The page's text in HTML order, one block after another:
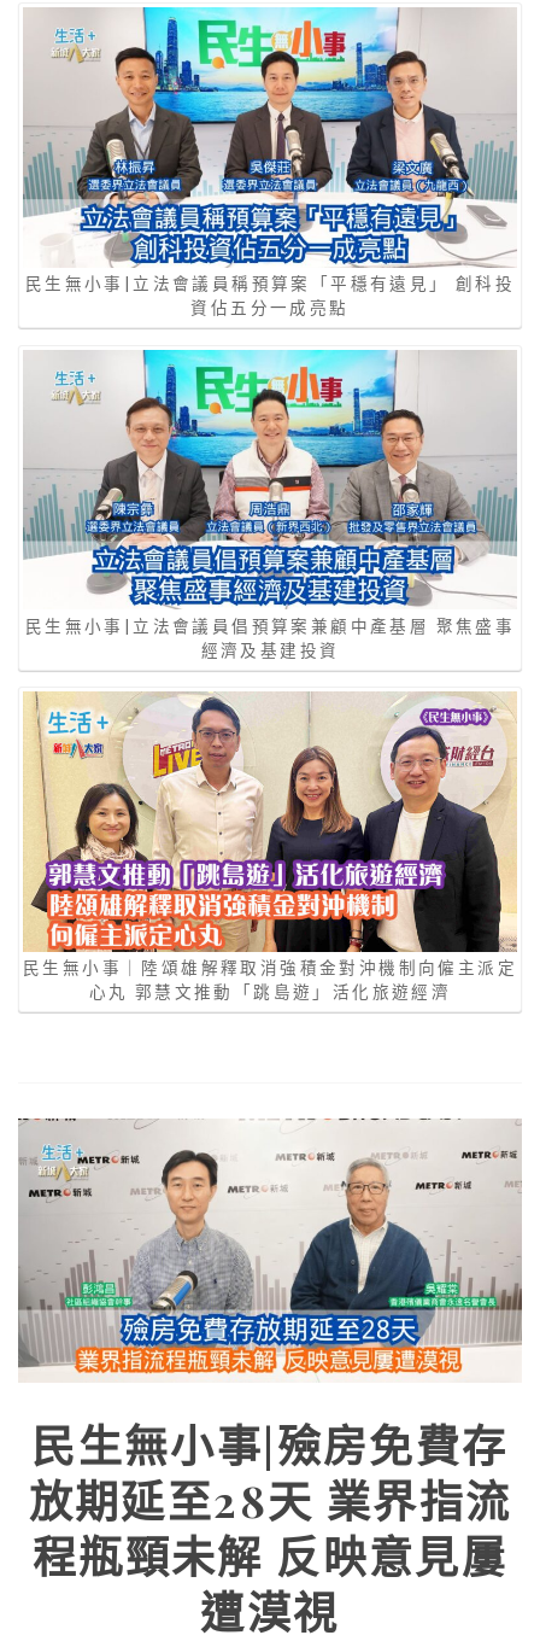
民生無小事|立法會議員稱預算案「平穩有遠見」 創科投
資佔五分一成亮點
民生無小事|立法會議員倡預算案兼顧中產基層 聚焦盛事
經濟及基建投資
民生無小事｜陸頌雄解釋取消強積金對沖機制向僱主派定
心丸 郭慧文推動「跳島遊」活化旅遊經濟
民生無小事|殮房免費存
放期延至28天 業界指流
程瓶頸未解 反映意見屢
遭漠視